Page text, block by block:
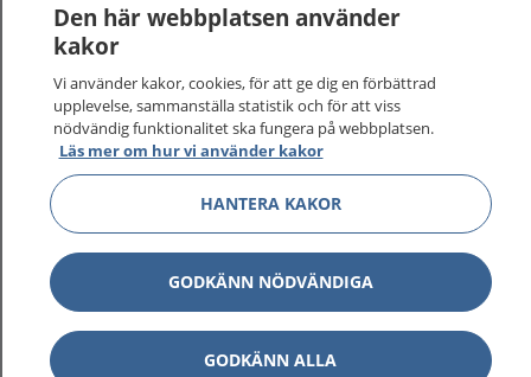
På 1177.se får du råd om hälsa och information om
sjukdomar och vilka mottagningar du kan kontakta.
Logga in för att läsa din journal och göra dina
vårdärenden. Ring telefonnummer 1177 för
sjukvårdsrådgivning dygnet runt.
1177 ger dig råd när du vill må bättre.
1177 på flera språk Visa
Den här webbplatsen använder
kakor
Vi använder kakor, cookies, för att ge dig en förbättrad
upplevelse, sammanställa statistik och för att viss
nödvändig funktionalitet ska fungera på webbplatsen.
Läs mer om hur vi använder kakor
HANTERA KAKOR
GODKÄNN NÖDVÄNDIGA
GODKÄNN ALLA